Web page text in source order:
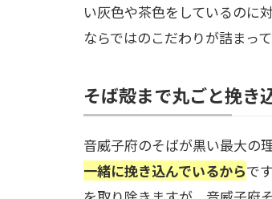
い灰色や茶色をしているのに
ならではのこだわりが詰まって
そば殻まで丸ごと挽き
音威子府のそばが黒い最大の理
一緒に挽き込んでいるからで